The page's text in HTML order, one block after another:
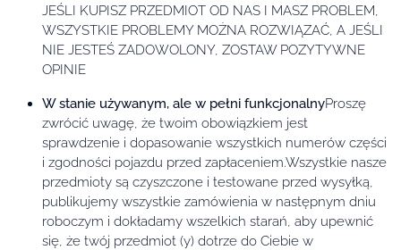
JEŚLI KUPISZ PRZEDMIOT OD NAS I MASZ PROBLEM,
WSZYSTKIE PROBLEMY MOŻNA ROZWIĄZAĆ, A JEŚLI
NIE JESTEŚ ZADOWOLONY, ZOSTAW POZYTYWNE
OPINIE
W stanie używanym, ale w pełni funkcjonalnyProszę
zwrócić uwagę, że twoim obowiązkiem jest
sprawdzenie i dopasowanie wszystkich numerów części
i zgodności pojazdu przed zapłaceniem.Wszystkie nasze
przedmioty są czyszczone i testowane przed wysyłką,
publikujemy wszystkie zamówienia w następnym dniu
roboczym i dokładamy wszelkich starań, aby upewnić
się, że twój przedmiot (y) dotrze do Ciebie w